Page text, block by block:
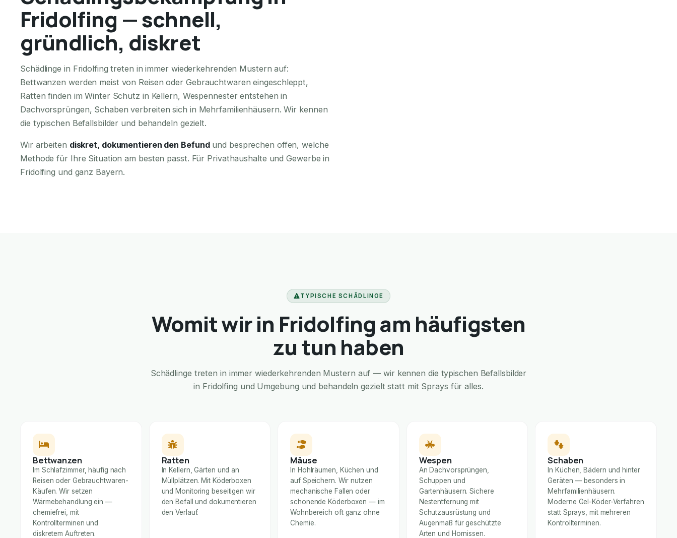
Fridolfing — schnell,
gründlich, diskret
Schädlinge in Fridolfing treten in immer wiederkehrenden Mustern auf:
Bettwanzen werden meist von Reisen oder Gebrauchtwaren eingeschleppt,
Ratten finden im Winter Schutz in Kellern, Wespennester entstehen in
Dachvorsprüngen, Schaben verbreiten sich in Mehrfamilienhäusern. Wir kennen
die typischen Befallsbilder und behandeln gezielt.
Wir arbeiten diskret, dokumentieren den Befundund besprechen offen, welche
Methode für Ihre Situation am besten passt. Für Privathaushalte und Gewerbe in
Fridolfing und ganz Bayern.
TYPISCHE SCHÄDLINGE
Womit wir in Fridolfing am häufigsten
zu tun haben
Schädlinge treten in immer wiederkehrenden Mustern auf — wir kennen die typischen Befallsbilder
in Fridolfing und Umgebung und behandeln gezielt statt mit Sprays für alles.
Bettwanzen
Im Schlafzimmer, häufig nach
Reisen oder Gebrauchtwaren-
Käufen. Wir setzen
Wärmebehandlung ein —
chemiefrei, mit
Kontrollterminen und
diskretem Auftreten.
Ratten
In Kellern, Gärten und an
Müllplätzen. Mit Köderboxen
und Monitoring beseitigen wir
den Befall und dokumentieren
den Verlauf.
Mäuse
In Hohlräumen, Küchen und
auf Speichern. Wir nutzen
mechanische Fallen oder
schonende Köderboxen — im
Wohnbereich oft ganz ohne
Chemie.
Wespen
An Dachvorsprüngen,
Schuppen und
Gartenhäusern. Sichere
Nestentfernung mit
Schutzausrüstung und
Augenmaß für geschützte
Arten und Hornissen.
Schaben
In Küchen, Bädern und hinter
Geräten — besonders in
Mehrfamilienhäusern.
Moderne Gel-Köder-Verfahren
statt Sprays, mit mehreren
Kontrollterminen.